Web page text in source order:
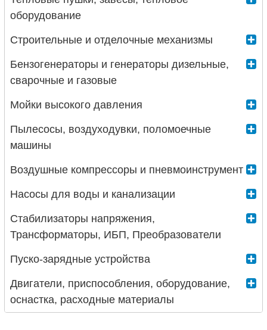
оборудование
Строительные и отделочные механизмы
Бензогенераторы и генераторы дизельные,
сварочные и газовые
Мойки высокого давления
Пылесосы, воздуходувки, поломоечные
машины
Воздушные компрессоры и пневмоинструмент
Насосы для воды и канализации
Стабилизаторы напряжения,
Трансформаторы, ИБП, Преобразователи
Пуско-зарядные устройства
Двигатели, приспособления, оборудование,
оснастка, расходные материалы